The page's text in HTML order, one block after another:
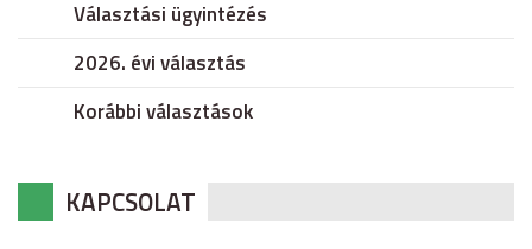
Választási ügyintézés
2026. évi választás
Korábbi választások
KAPCSOLAT